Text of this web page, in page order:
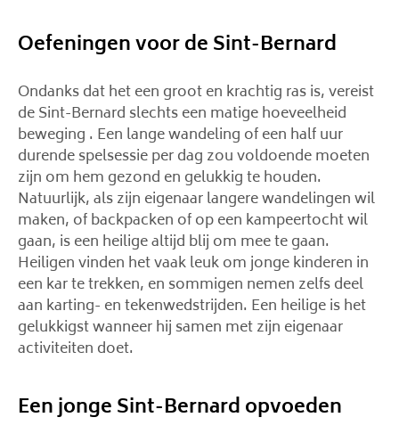
Oefeningen voor de Sint-Bernard
Ondanks dat het een groot en krachtig ras is, vereist
de Sint-Bernard slechts een matige hoeveelheid
beweging . Een lange wandeling of een half uur
durende spelsessie per dag zou voldoende moeten
zijn om hem gezond en gelukkig te houden.
Natuurlijk, als zijn eigenaar langere wandelingen wil
maken, of backpacken of op een kampeertocht wil
gaan, is een heilige altijd blij om mee te gaan.
Heiligen vinden het vaak leuk om jonge kinderen in
een kar te trekken, en sommigen nemen zelfs deel
aan karting- en tekenwedstrijden. Een heilige is het
gelukkigst wanneer hij samen met zijn eigenaar
activiteiten doet.
Een jonge Sint-Bernard opvoeden